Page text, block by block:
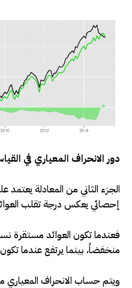
دور الانحراف المعياري في
الجزء الثاني من المعادلة
إحصائي يعكس درجة تقلب
فعندما تكون العوائد مستقرة
منخفضاً، بينما يرتفع عندما
ويتم حساب الانحراف